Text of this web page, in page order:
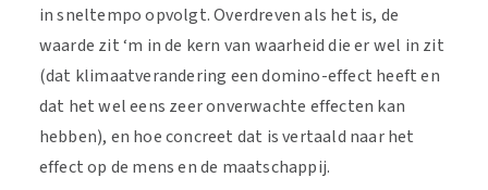
in sneltempo opvolgt. Overdreven als het is, de
waarde zit ‘m in de kern van waarheid die er wel in zit
(dat klimaatverandering een domino-effect heeft en
dat het wel eens zeer onverwachte effecten kan
hebben), en hoe concreet dat is vertaald naar het
effect op de mens en de maatschappij.